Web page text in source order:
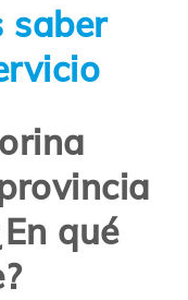
saber
qué